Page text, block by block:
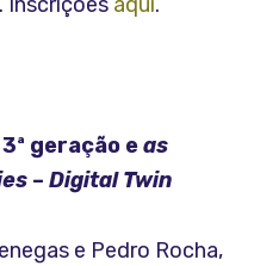
geração eas
–Digital Twin
e Pedro Rocha,